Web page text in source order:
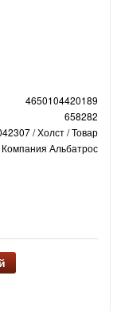
4650104420189
658282
/ Холст / Товар
Компания Альбатрос